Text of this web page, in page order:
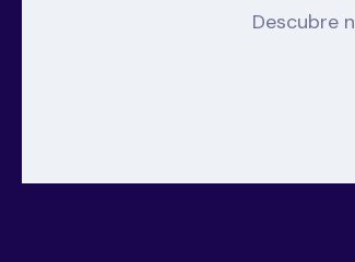
Descubre